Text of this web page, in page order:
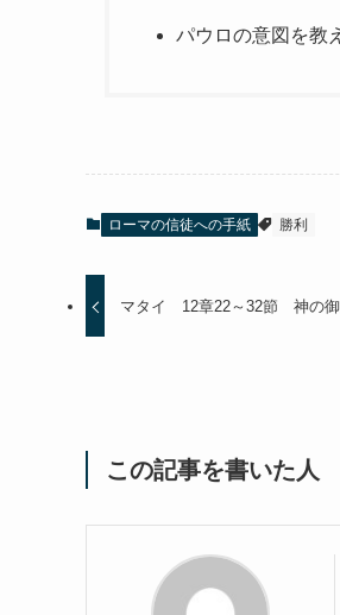
パウロの意図を教
ローマの信徒への手紙 勝利
マタイ 12章22～32節 神の御
この記事を書いた人